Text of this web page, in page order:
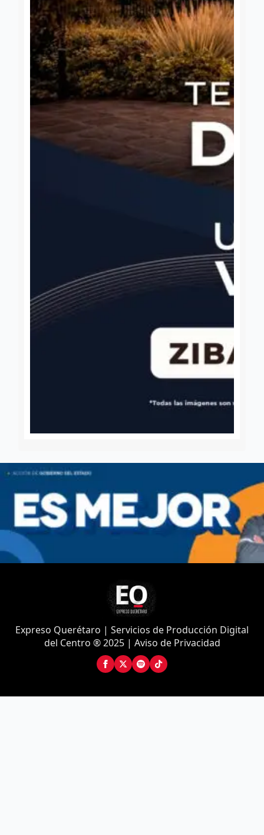
Expreso Querétaro | Servicios de Producción Digital
del Centro ® 2025 | Aviso de Privacidad